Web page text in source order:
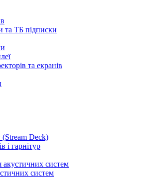
та ТБ підписки
та екранів
(Stream Deck)
і гарнітур
акустичних систем
систем